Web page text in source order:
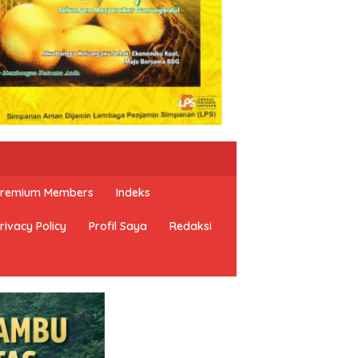
Members Indeks
Policy Profil Saya Redaksi